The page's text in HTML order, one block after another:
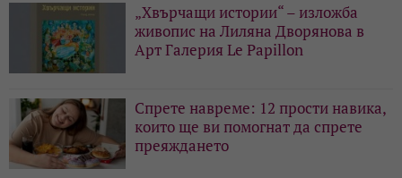
„Хвърчащи истории“ – изложба
живопис на Лиляна Дворянова в
Арт Галерия Le Papillon
Спрете навреме: 12 прости навика,
които ще ви помогнат да спрете
преяждането